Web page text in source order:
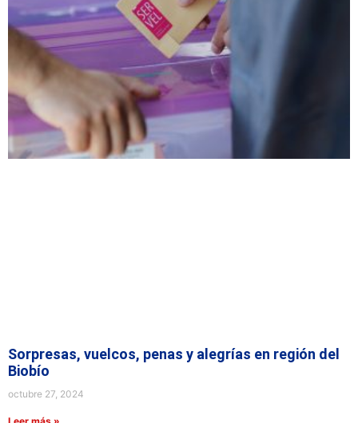
Sorpresas, vuelcos, penas y alegrías en región del
Biobío
octubre 27, 2024